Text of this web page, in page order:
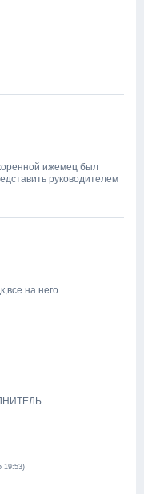
ижемец был
руководителем
на него
19:53)